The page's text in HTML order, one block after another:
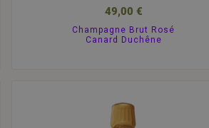
49,00 €
Champagne Brut Rosé
Canard Duchêne